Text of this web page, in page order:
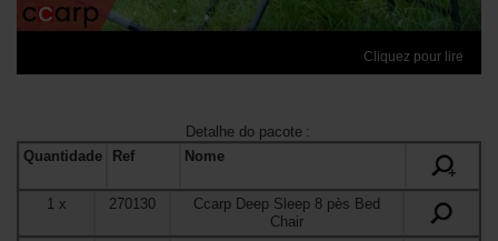
Cliquez pour lire
Detalhe do pacote:
Quantidade
Ref
Nome
+
1x 270130
Ccarp Deep Sleep 8 pès Bed
Chair